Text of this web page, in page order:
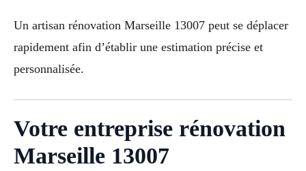
Un artisan rénovation Marseille 13007 peut se déplacer
rapidement afin d’établir une estimation précise et
personnalisée.
Votre entreprise rénovation
Marseille 13007